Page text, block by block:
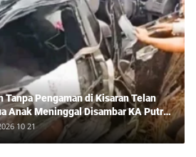
Tanpa Pengaman di Kisaran Telan
Anak Meninggal Disambar KA Putri
10 21